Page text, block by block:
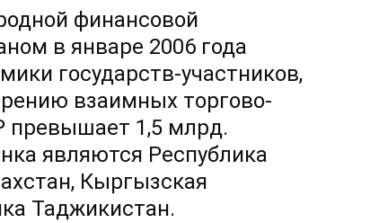
финансовой
в январе 2006 года
государств-участников,
взаимных торгово-
превышает 1,5 млрд.
являются Республика
Кыргызская
Таджикистан.